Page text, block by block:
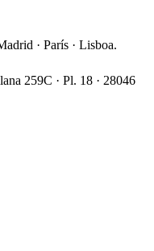
· París · Lisboa.
259C · Pl. 18 · 28046